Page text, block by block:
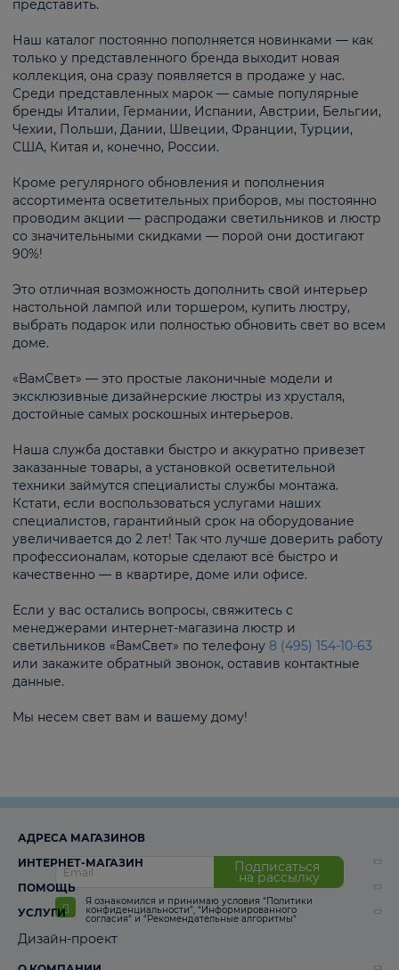
представить.
Наш каталог постоянно пополняется новинками — как
только у представленного бренда выходит новая
коллекция, она сразу появляется в продаже у нас.
Среди представленных марок — самые популярные
бренды Италии, Германии, Испании, Австрии, Бельгии,
Чехии, Польши, Дании, Швеции, Франции, Турции,
США, Китая и, конечно, России.
Кроме регулярного обновления и пополнения
ассортимента осветительных приборов, мы постоянно
проводим акции — распродажи светильников и люстр
со значительными скидками — порой они достигают
90%!
Это отличная возможность дополнить свой интерьер
настольной лампой или торшером, купить люстру,
выбрать подарок или полностью обновить свет во всем
доме.
«ВамСвет» — это простые лаконичные модели и
эксклюзивные дизайнерские люстры из хрусталя,
достойные самых роскошных интерьеров.
Наша служба доставки быстро и аккуратно привезет
заказанные товары, а установкой осветительной
техники займутся специалисты службы монтажа.
Кстати, если воспользоваться услугами наших
специалистов, гарантийный срок на оборудование
увеличивается до 2 лет! Так что лучше доверить работу
профессионалам, которые сделают всё быстро и
качественно — в квартире, доме или офисе.
Если у вас остались вопросы, свяжитесь с
менеджерами интернет-магазина люстр и
светильников «ВамСвет» по телефону 8 (495) 154-10-63
или закажите обратный звонок, оставив контактные
данные.
Мы несем свет вам и вашему дому!
Подписаться
на рассылку
Я ознакомился и принимаю условия “Политики
конфиденциальности”, “Информированного
согласия“ и “Рекомендательные алгоритмы“
АДРЕСА МАГАЗИНОВ
ИНТЕРНЕТ-МАГАЗИН
ПОМОЩЬ
УСЛУГИ
Дизайн-проект